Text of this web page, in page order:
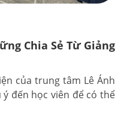
Chia Sẻ Từ Giảng
của trung tâm Lê Ánh
đến học viên để có thể